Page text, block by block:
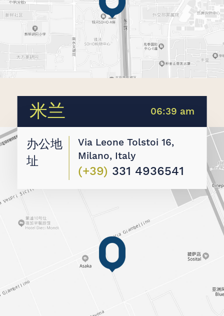
米兰 06:39 am
办公地
址
Via Leone Tolstoi 16,
Milano, Italy
(+39) 331 4936541